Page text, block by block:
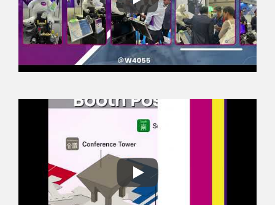
Exposición JIMTOF 2024
Exposición JIMTOF 2024